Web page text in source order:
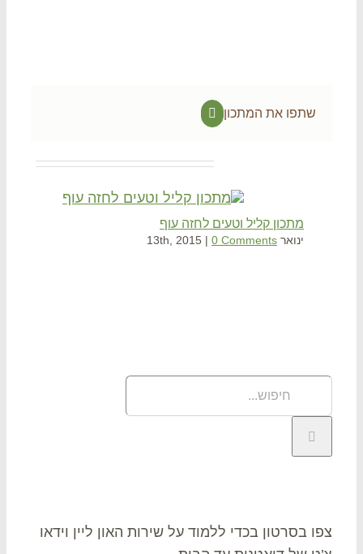
שתפו את המתכון Facebook
מתכון קליל וטעים לחזה עוף
| 0 Comments
בסרטון בכדי ללמוד על שירות האון ליין וידאו